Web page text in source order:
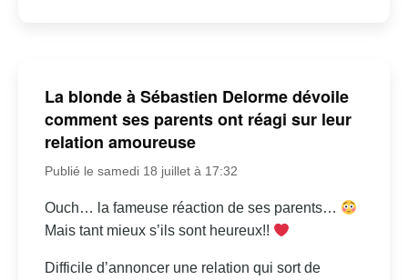
La blonde à Sébastien Delorme dévoile
comment ses parents ont réagi sur leur
relation amoureuse
Publié le samedi 18 juillet à 17:32
Ouch… la fameuse réaction de ses parents…
Mais tant mieux s’ils sont heureux!!
Difficile d’annoncer une relation qui sort de